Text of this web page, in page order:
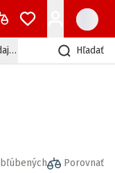
Hľadať
Porovnať